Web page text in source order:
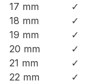
17 mm ✓
18 mm
✓
19 mm
✓
20 mm
✓
21 mm
✓
22 mm
✓